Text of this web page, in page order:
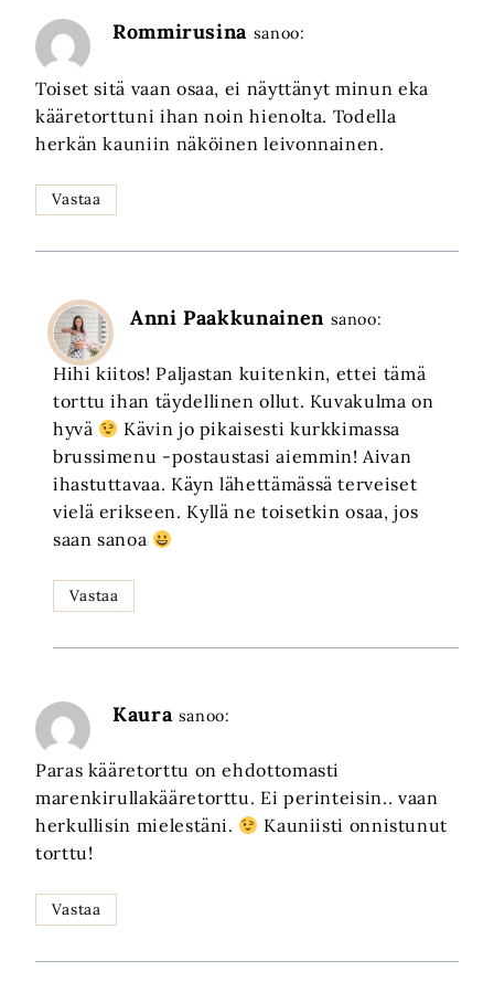
Rommirusina sanoo:
Toiset sitä vaan osaa, ei näyttänyt minun eka
kääretorttuni ihan noin hienolta. Todella
herkän kauniin näköinen leivonnainen.
Vastaa
Anni Paakkunainen sanoo:
Hihi kiitos! Paljastan kuitenkin, ettei tämä
torttu ihan täydellinen ollut. Kuvakulma on
hyvä
Kävin jo pikaisesti kurkkimassa
brussimenu -postaustasi aiemmin! Aivan
ihastuttavaa. Käyn lähettämässä terveiset
vielä erikseen. Kyllä ne toisetkin osaa, jos
saan sanoa
Vastaa
Kaura sanoo:
Paras kääretorttu on ehdottomasti
marenkirullakääretorttu. Ei perinteisin.. vaan
herkullisin mielestäni.
Kauniisti onnistunut
torttu!
Vastaa